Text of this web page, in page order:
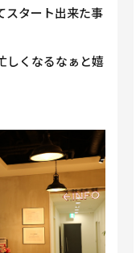
スタート出来た事
しくなるなぁと嬉